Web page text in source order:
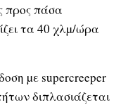
προς πάσα
τα 40 χλµ/ώρα
µε supercreeper
διπλασιάζεται